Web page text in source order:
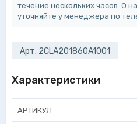
течение нескольких часов. О
уточняйте у менеджера по
Арт. 2CLA201860A1001
Характеристики
АРТИКУЛ